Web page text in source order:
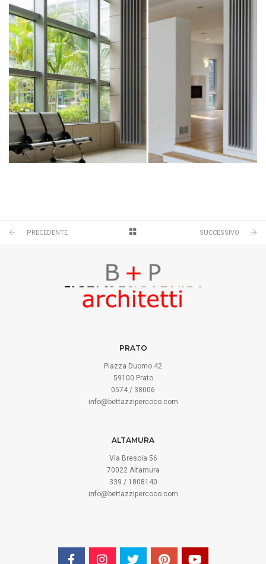
PRECEDENTE SUCCESSIVO
PRATO
Piazza Duomo 42
59100 Prato
0574 / 38006
info@bettazzipercoco.com
ALTAMURA
Via Brescia 56
70022 Altamura
339 / 1808140
info@bettazzipercoco.com